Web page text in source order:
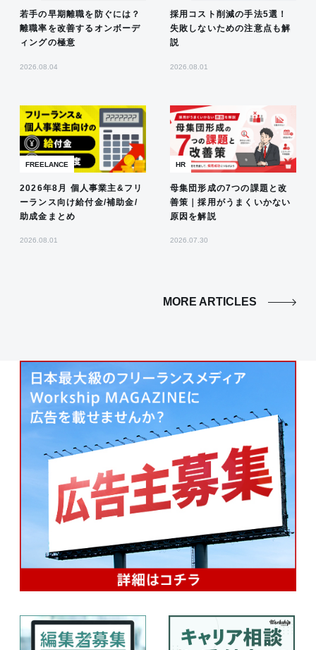
若手の早期離職を防ぐには？
離職率を改善するオンボーデ
ィングの極意
2026.08.04
採用コスト削減の手法5選！
失敗しないための注意点も解
説
2026.08.01
FREELANCE
2026年8月 個人事業主&フリ
ーランス向け給付金/補助金/
助成金まとめ
2026.08.01
HR
母集団形成の7つの課題と改
善策｜採用がうまくいかない
原因を解説
2026.07.30
MORE ARTICLES